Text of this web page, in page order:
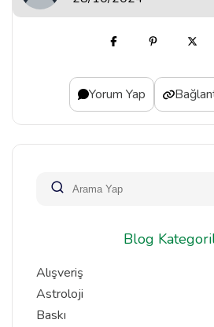
Yorum Yap
Blog
Alışveriş
Astroloji
Baskı